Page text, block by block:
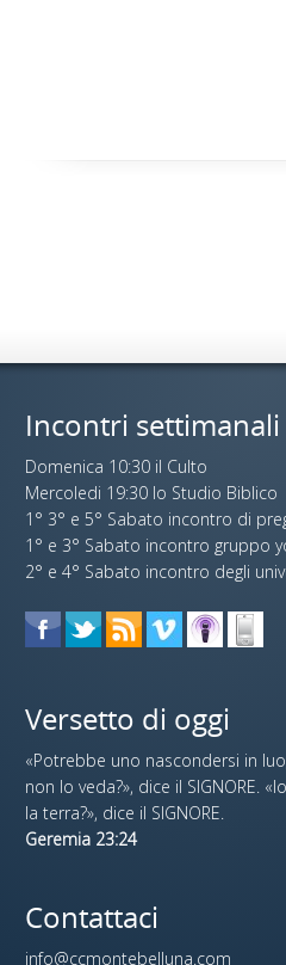
Incontri settimanali
Domenica 10:30 il Culto
Mercoledi 19:30 lo Studio Biblico
1° 3° e 5° Sabato incontro di
1° e 3° Sabato incontro gruppo
2° e 4° Sabato incontro degli
Versetto di oggi
«Potrebbe uno nascondersi in
non lo veda?», dice il SIGNORE.
la terra?», dice il SIGNORE.
Geremia 23:24
Contattaci
info@ccmontebelluna.com